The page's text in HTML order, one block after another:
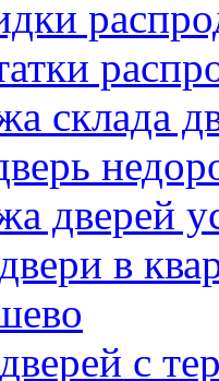
склада
дверей
в
с